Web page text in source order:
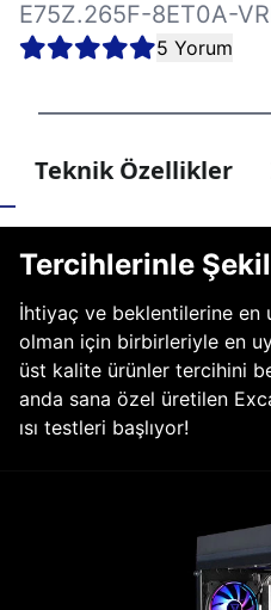
E75Z.265F-8ET0A-
5 Yorum
Teknik Özellikler
Tercihlerinle
İhtiyaç ve beklentilerine en
olman için birbirleriyle en
üst kalite ürünler tercihini
anda sana özel üretilen
ısı testleri başlıyor!